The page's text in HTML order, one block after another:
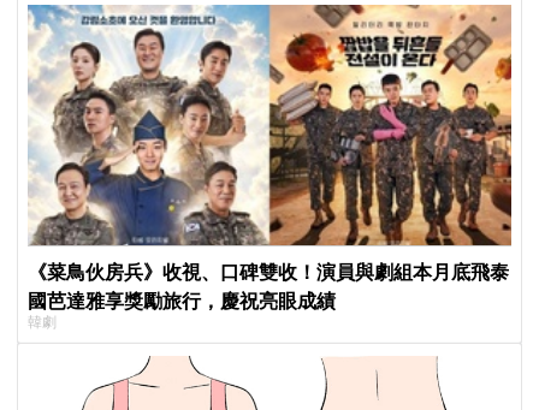
《菜鳥伙房兵》收視、口碑雙收！演員與劇組本月底飛泰
國芭達雅享獎勵旅行，慶祝亮眼成績
韓劇